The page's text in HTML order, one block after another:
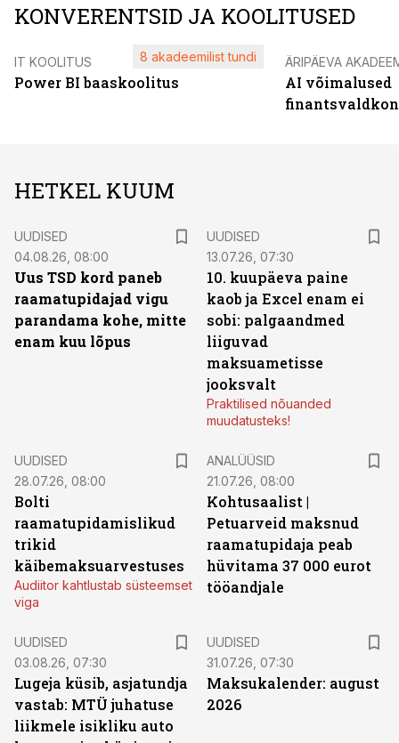
KONVERENTSID JA KOOLITUSED
IT KOOLITUS
Power BI baaskoolitus
8 akadeemilist tundi ÄRIPÄEVA
AI võimalused
HETKEL KUUM
UUDISED
04.08.26, 08:00
Uus TSD kord paneb
raamatupidajad vigu
parandama kohe, mitte
enam kuu lõpus
UUDISED
13.07.26, 07:30
10. kuupäeva paine
kaob ja Excel enam ei
sobi: palgaandmed
liiguvad
maksuametisse
jooksvalt
Praktilised nõuanded
muudatusteks!
UUDISED
28.07.26, 08:00
Bolti
raamatupidamislikud
trikid
käibemaksuarvestuses
Audiitor kahtlustab süsteemset
viga
ANALÜÜSID
21.07.26, 08:00
Kohtusaalist |
Petuarveid maksnud
raamatupidaja peab
hüvitama 37 000 eurot
tööandjale
UUDISED
03.08.26, 07:30
Lugeja küsib, asjatundja
vastab: MTÜ juhatuse
liikmele isikliku auto
UUDISED
31.07.26, 07:30
Maksukalender: august
2026